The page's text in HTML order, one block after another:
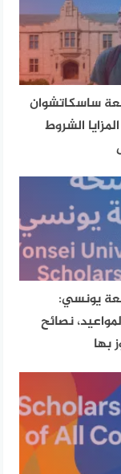
ساسكاتشوان
الشروط
يونسي:
نصائح
بها